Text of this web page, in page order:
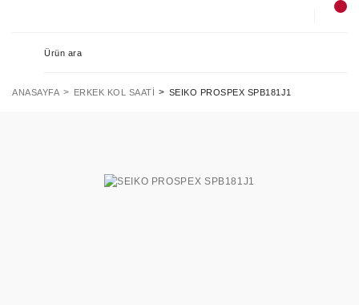
ANASAYFA ERKEK KOL SAATI SEIKO PROSPEX SPB181J1